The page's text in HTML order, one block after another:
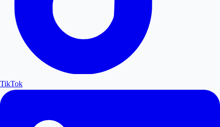
TikTok